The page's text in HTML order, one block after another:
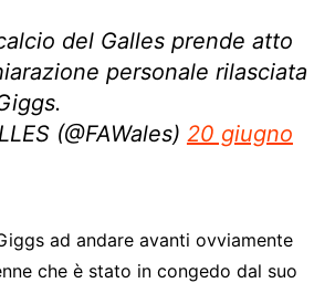
del Galles prende atto
personale rilasciata
(@FAWales) 20 giugno
ad andare avanti ovviamente
che è stato in congedo dal suo